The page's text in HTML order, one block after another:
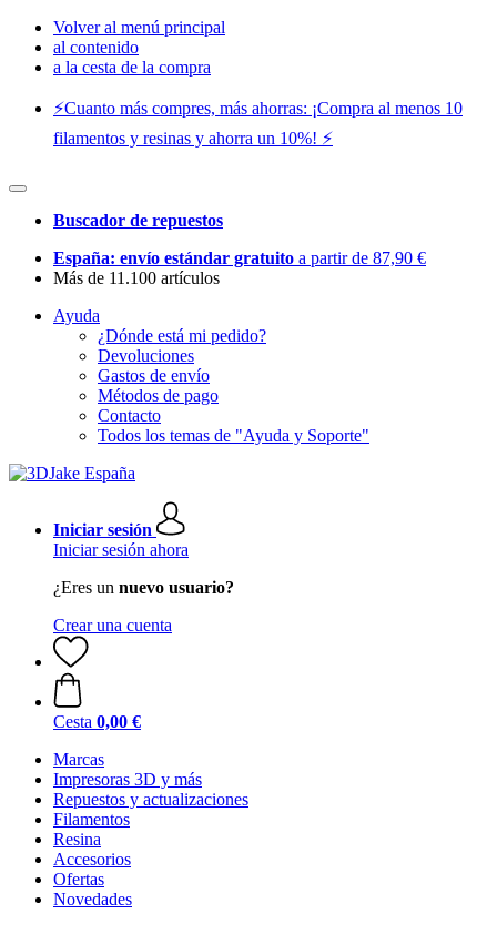
Volver al menú principal
al contenido
a la cesta de la compra
⚡️Cuanto más compres, más ahorras: ¡Compra al menos 10
filamentos y resinas y ahorra un 10%! ⚡️
Buscador de repuestos
España: envío estándar gratuito a partir de 87,90 €
Más de 11.100 artículos
Ayuda
¿Dónde está mi pedido?
Devoluciones
Gastos de envío
Métodos de pago
Contacto
Todos los temas de "Ayuda y Soporte"
Iniciar sesión
Iniciar sesión ahora
¿Eres un nuevo usuario?
Crear una cuenta
Cesta 0,00 €
Marcas
Impresoras 3D y más
Repuestos y actualizaciones
Filamentos
Resina
Accesorios
Ofertas
Novedades